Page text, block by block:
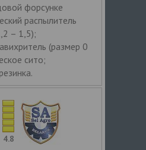
форсунке
распылитель
– 1,5);
(размер 0
сито;
4.8